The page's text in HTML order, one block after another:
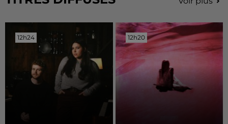
12h24
12h24 12h20
12h20